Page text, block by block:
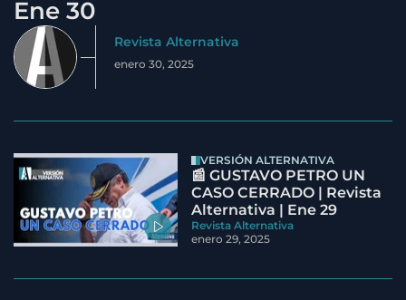
Ene 30
Revista Alternativa
enero 30, 2025
VERSIÓN ALTERNATIVA
📰 GUSTAVO PETRO UN
CASO CERRADO | Revista
Alternativa | Ene 29
Revista Alternativa
enero 29, 2025